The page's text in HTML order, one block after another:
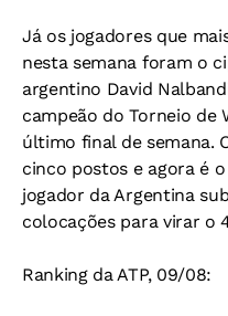
Já os jogadores que
nesta semana foram o
argentino David
campeão do Torneio de
último final de semana.
cinco postos e agora é
jogador da Argentina
colocações para virar o
Ranking da ATP, 09/08: